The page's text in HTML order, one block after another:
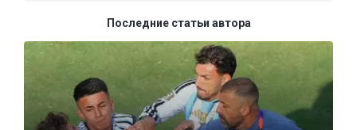
Последние статьи автора